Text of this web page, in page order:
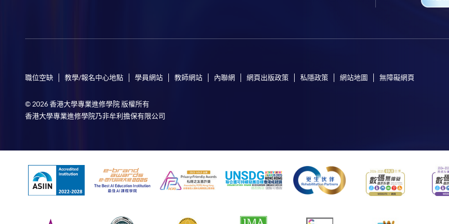
職位空缺 教學/報名中心地點 學員網站 教師網站 內聯網 網頁出版政策 私隱政策 網站地圖 無障礙網頁
© 2026 香港大學專業進修學院 版權所有
香港大學專業進修學院乃非牟利擔保有限公司